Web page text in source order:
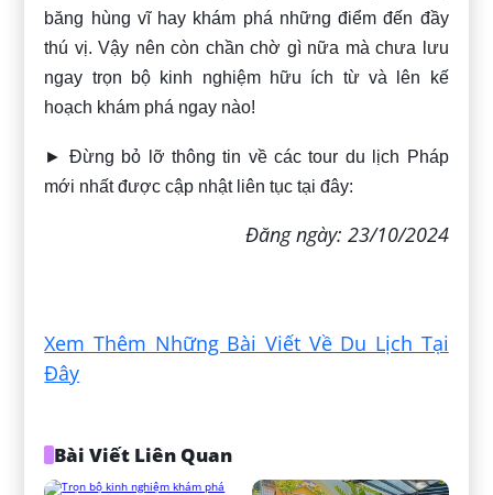
băng hùng vĩ hay khám phá những điểm đến đầy
thú vị. Vậy nên còn chần chờ gì nữa mà chưa lưu
ngay trọn bộ kinh nghiệm hữu ích từvà lên kế
hoạch khám phá ngay nào!
► Đừng bỏ lỡ thông tin về các tour du lịch Pháp
mới nhất được cập nhật liên tục tại đây:
Đăng ngày: 23/10/2024
Xem Thêm Những Bài Viết Về Du Lịch Tại
Đây
Bài Viết Liên Quan